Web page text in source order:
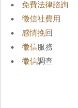
免費法律諮詢
徵信社費用
感情挽回
徵信服務
徵信調查